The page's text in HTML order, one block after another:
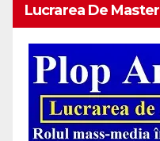
Lucrarea De Master